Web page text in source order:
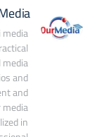
and
and
in